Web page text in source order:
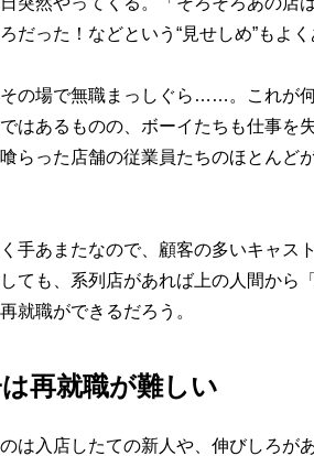
だった！などという“見せしめ”もよ
の場で無職まっしぐら……。これが
はあるものの、ボーイたちも仕事を
らった店舗の従業員たちのほとんど
手あまたなので、顧客の多いキャス
ても、系列店があれば上の人間から
就職ができるだろう。
再就職が難しい
は入店したての新人や、伸びしろが